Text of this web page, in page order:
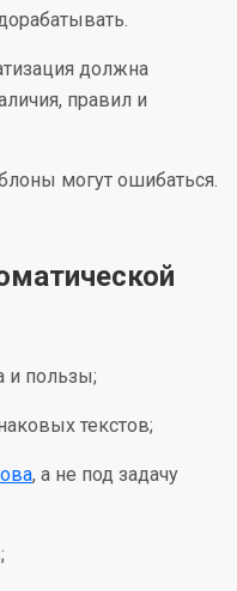
должна
правил и
могут ошибаться.
и пользы;
текстов;
, а не под задачу